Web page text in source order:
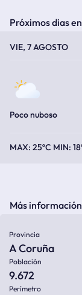
Próximos dias
VIE, 7 AGOSTO
Poco nuboso
25ºC
Más
Provincia
A Coruña
Población
9.672
Perímetro